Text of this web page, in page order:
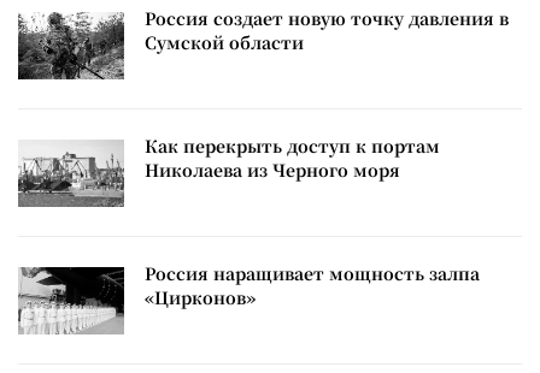
Россия создает новую точку давления в
Сумской области
Как перекрыть доступ к портам
Николаева из Черного моря
Россия наращивает мощность залпа
«Цирконов»